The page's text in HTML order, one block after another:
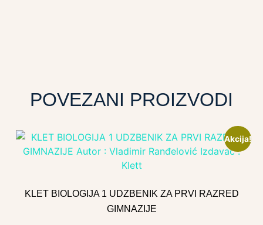
POVEZANI PROIZVODI
Akcija!
KLET BIOLOGIJA 1 UDZBENIK ZA PRVI RAZRED
GIMNAZIJE